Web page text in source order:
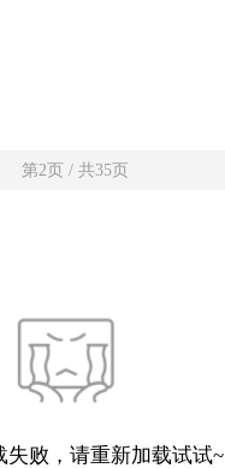
第2页 / 共35页
失败，请重新加载试试~